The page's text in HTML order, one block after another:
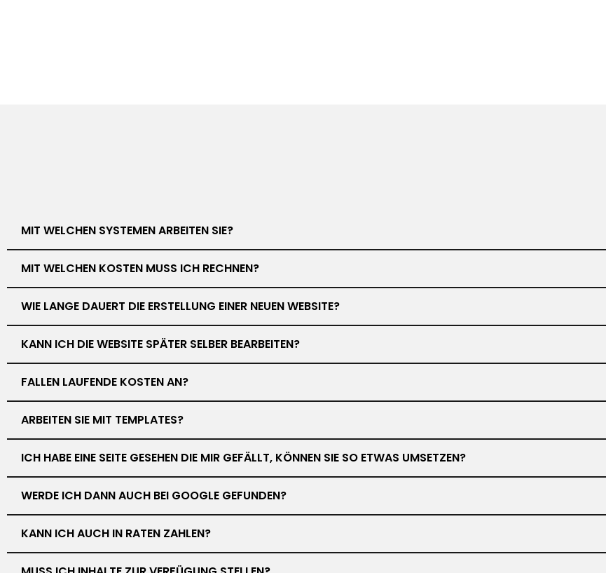
MIT WELCHEN SYSTEMEN ARBEITEN SIE?
MIT WELCHEN KOSTEN MUSS ICH RECHNEN?
WIE LANGE DAUERT DIE ERSTELLUNG EINER NEUEN WEBSITE?
KANN ICH DIE WEBSITE SPÄTER SELBER BEARBEITEN?
FALLEN LAUFENDE KOSTEN AN?
ARBEITEN SIE MIT TEMPLATES?
ICH HABE EINE SEITE GESEHEN DIE MIR GEFÄLLT, KÖNNEN SIE SO ETWAS UMSETZEN?
WERDE ICH DANN AUCH BEI GOOGLE GEFUNDEN?
KANN ICH AUCH IN RATEN ZAHLEN?